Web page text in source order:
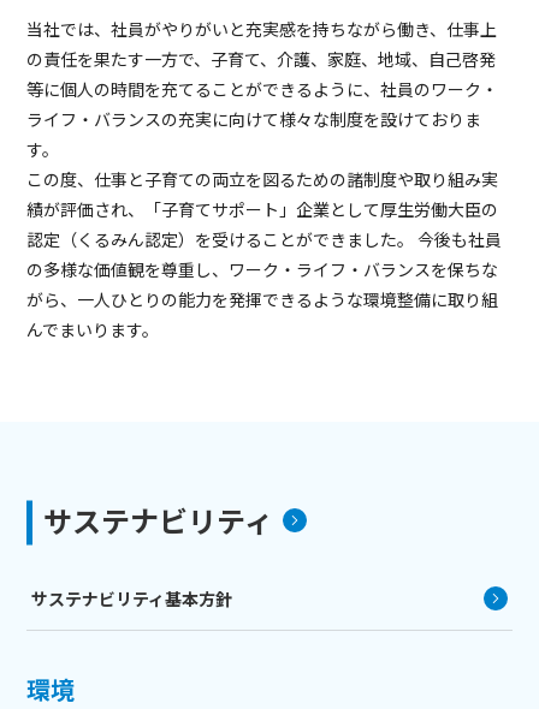
当社では、社員がやりがいと充実感を持ちながら働き、仕事上
の責任を果たす一方で、子育て、介護、家庭、地域、自己啓発
等に個人の時間を充てることができるように、社員のワーク・
ライフ・バランスの充実に向けて様々な制度を設けておりま
す。
この度、仕事と子育ての両立を図るための諸制度や取り組み実
績が評価され、「子育てサポート」企業として厚生労働大臣の
認定（くるみん認定）を受けることができました。 今後も社員
の多様な価値観を尊重し、ワーク・ライフ・バランスを保ちな
がら、一人ひとりの能力を発揮できるような環境整備に取り組
んでまいります。
サステナビリティ
サステナビリティ基本方針
環境